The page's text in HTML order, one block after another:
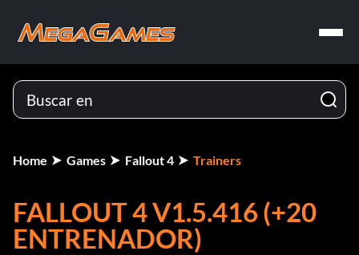
Home Games Fallout 4 Trainers
FALLOUT 4 V1.5.416 (+20
ENTRENADOR)